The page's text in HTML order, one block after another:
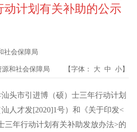
动计划有关补助的公示
社会保障局
和社会保障局 【字体： 大 中 小】
市引进博（硕）士三年行动计划
人才发[2020]1号）和《关于印发<
三年行动计划有关补助发放办法>的